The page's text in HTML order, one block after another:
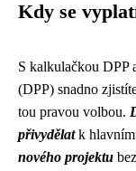
Kdy se
S kalkulačkou DPP
(DPP) snadno
tou pravou volbou.
přivydělatk
nového projektu